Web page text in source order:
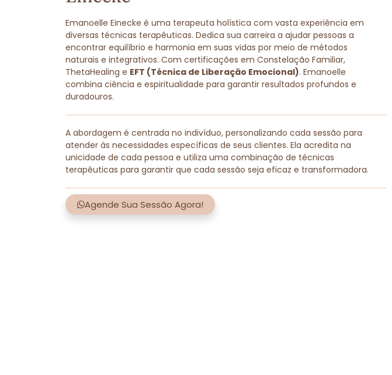
Emanoelle Einecke é uma terapeuta holística com vasta experiência em
diversas técnicas terapêuticas. Dedica sua carreira a ajudar pessoas a
encontrar equilíbrio e harmonia em suas vidas por meio de métodos
naturais e integrativos. Com certificações em Constelação Familiar,
ThetaHealing e EFT (Técnica de Liberação Emocional). Emanoelle
combina ciência e espiritualidade para garantir resultados profundos e
duradouros.
A abordagem é centrada no indivíduo, personalizando cada sessão para
atender às necessidades específicas de seus clientes. Ela acredita na
unicidade de cada pessoa e utiliza uma combinação de técnicas
terapêuticas para garantir que cada sessão seja eficaz e transformadora.
Agende Sua Sessão Agora!